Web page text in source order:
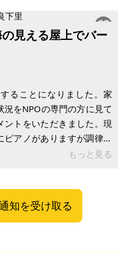
見える屋上でバー
ることになりました。家
をNPOの専門の方に見て
ントをいただきました。現
アノがありますが調律す
ます。不要なものは廃棄を
沈む夕方は眺めがいいで
も大量に干せます。小さ
クが止めることができま
もっと見る
知を受け取る